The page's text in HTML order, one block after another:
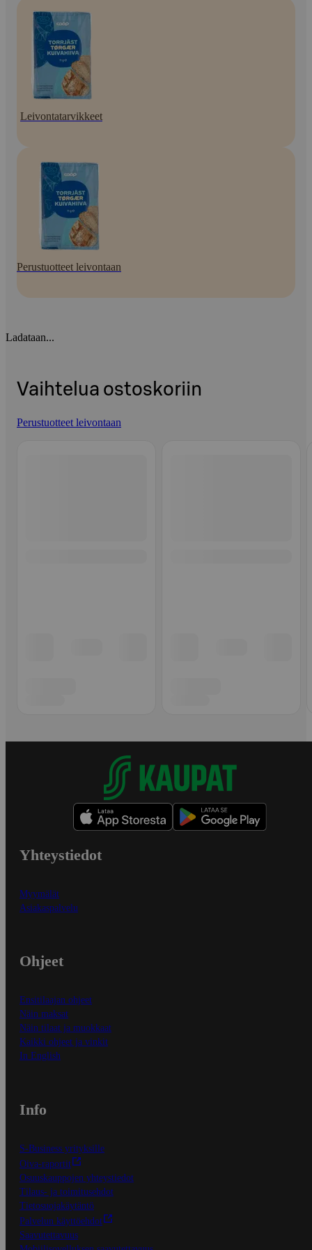
Leivontatarvikkeet
Perustuotteet leivontaan
Ladataan...
Vaihtelua ostoskoriin
Perustuotteet leivontaan
Yhteystiedot
Myymälät
Asiakaspalvelu
Ohjeet
Ensitilaajan ohjeet
Näin maksat
Näin tilaat ja muokkaat
Kaikki ohjeet ja vinkit
In English
Info
S-Business yrityksille
Oiva-raportit
Osuuskauppojen yhteystiedot
Tilaus- ja toimitusehdot
Tietosuojakäytäntö
Palvelun käyttöehdot
Saavutettavuus